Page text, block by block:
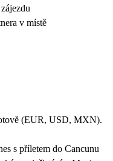
v místě
(EUR, USD, MXN).
s příletem do Cancunu